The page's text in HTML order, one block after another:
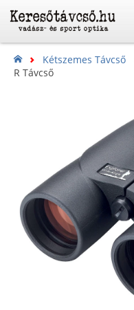
Kétszemes Távcső
R Távcső